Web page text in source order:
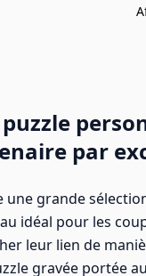
par
une grande
idéal pour les
leur lien de
gravée portée